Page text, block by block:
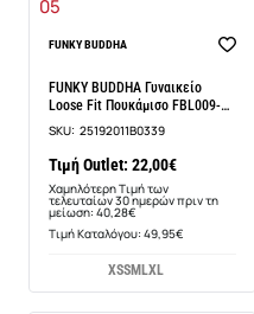
-45%
FUNKY BUDDHA
FUNKY BUDDHA Γυναικείο
Loose Fit Πουκάμισο FBL009-
111-05
SKU: 25192011B0339
Τιμή Outlet: 22,00€
Χαμηλότερη Τιμή των
τελευταίων 30 ημερών πριν τη
μείωση: 40,28€
Τιμή Καταλόγου: 49,95€
XSSM LXL